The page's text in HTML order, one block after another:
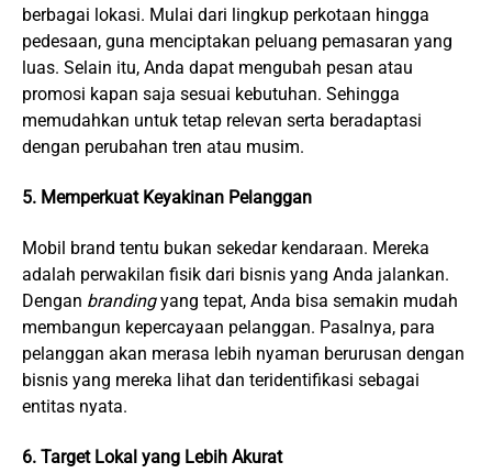
berbagai lokasi. Mulai dari lingkup perkotaan hingga
pedesaan, guna menciptakan peluang pemasaran yang
luas. Selain itu, Anda dapat mengubah pesan atau
promosi kapan saja sesuai kebutuhan. Sehingga
memudahkan untuk tetap relevan serta beradaptasi
dengan perubahan tren atau musim.
5. Memperkuat Keyakinan Pelanggan
Mobil brand tentu bukan sekedar kendaraan. Mereka
adalah perwakilan fisik dari bisnis yang Anda jalankan.
Dengan brandingyang tepat, Anda bisa semakin mudah
membangun kepercayaan pelanggan. Pasalnya, para
pelanggan akan merasa lebih nyaman berurusan dengan
bisnis yang mereka lihat dan teridentifikasi sebagai
entitas nyata.
6. Target Lokal yang Lebih Akurat